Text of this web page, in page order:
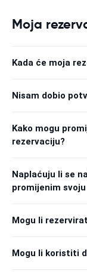
Moja
Kada će moja
Nisam dobio
Kako mogu
rezervaciju?
Naplaćuju li se
promijenim
Mogu li
Mogu li koristiti